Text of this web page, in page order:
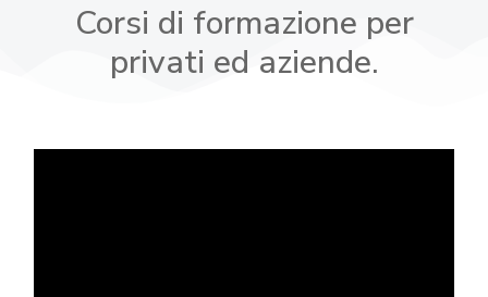
Corsi di formazione per
privati ed aziende.